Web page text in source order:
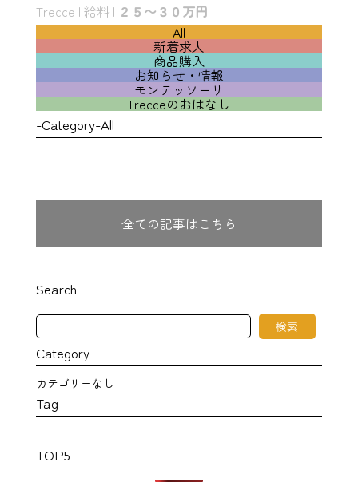
Trecce | 給料| ２５〜３０万円
All
新着求人
商品購入
お知らせ・情報
モンテッソーリ
Trecceのおはなし
-Category-All
全ての記事はこちら
Search
検
索 検索
Category
カテゴリーなし
Tag
TOP5